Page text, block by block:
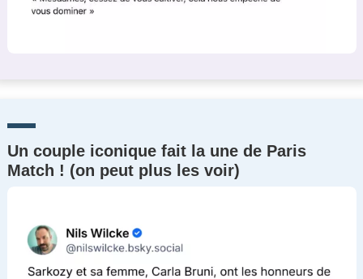
Un couple iconique fait la une de Paris
Match ! (on peut plus les voir)